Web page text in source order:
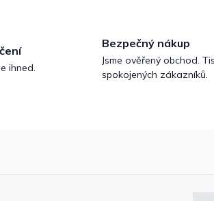
ihned.
Bezpečný nákup
Jsme ověřený obchod.
spokojených zákazníků.